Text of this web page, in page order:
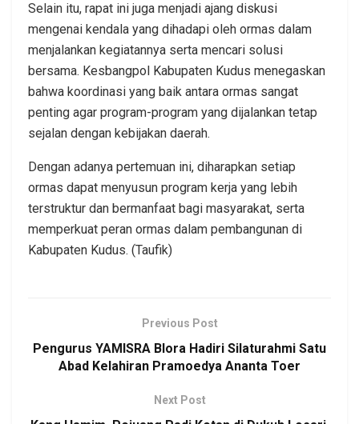
Selain itu, rapat ini juga menjadi ajang diskusi
mengenai kendala yang dihadapi oleh ormas dalam
menjalankan kegiatannya serta mencari solusi
bersama. Kesbangpol Kabupaten Kudus menegaskan
bahwa koordinasi yang baik antara ormas sangat
penting agar program-program yang dijalankan tetap
sejalan dengan kebijakan daerah.
Dengan adanya pertemuan ini, diharapkan setiap
ormas dapat menyusun program kerja yang lebih
terstruktur dan bermanfaat bagi masyarakat, serta
memperkuat peran ormas dalam pembangunan di
Kabupaten Kudus. (Taufik)
Previous Post
Pengurus YAMISRA Blora Hadiri Silaturahmi Satu
Abad Kelahiran Pramoedya Ananta Toer
Next Post